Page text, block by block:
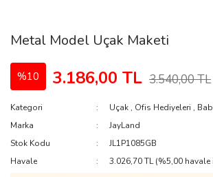
Metal Model Uçak Maketi
%10 3.186,00 TL 3.540,00 TL
Kategori Uçak , Ofis Hediyeleri ,
Marka
JayLand
Stok Kodu
JL1P1085GB
Havale
3.026,70 TL (%5,00